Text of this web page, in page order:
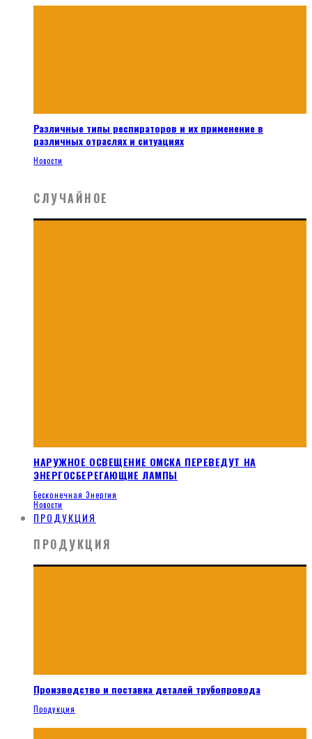
Различные типы респираторов и их применение в
различных отраслях и ситуациях
Новости
СЛУЧАЙНОЕ
НАРУЖНОЕ ОСВЕЩЕНИЕ ОМСКА ПЕРЕВЕДУТ НА
ЭНЕРГОСБЕРЕГАЮЩИЕ ЛАМПЫ
Бесконечная Энергия
Новости
ПРОДУКЦИЯ
ПРОДУКЦИЯ
Производство и поставка деталей трубопровода
Продукция